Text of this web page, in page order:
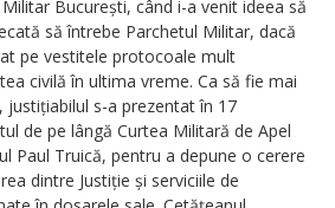
București, când i-a venit ideea să
să întrebe Parchetul Militar, dacă
pe vestitele protocoale mult
civilă în ultima vreme. Ca să fie mai
s-a prezentat în 17
de pe lângă Curtea Militară de Apel
Paul Truică, pentru a depune o cerere
dintre Justiție și serviciile de